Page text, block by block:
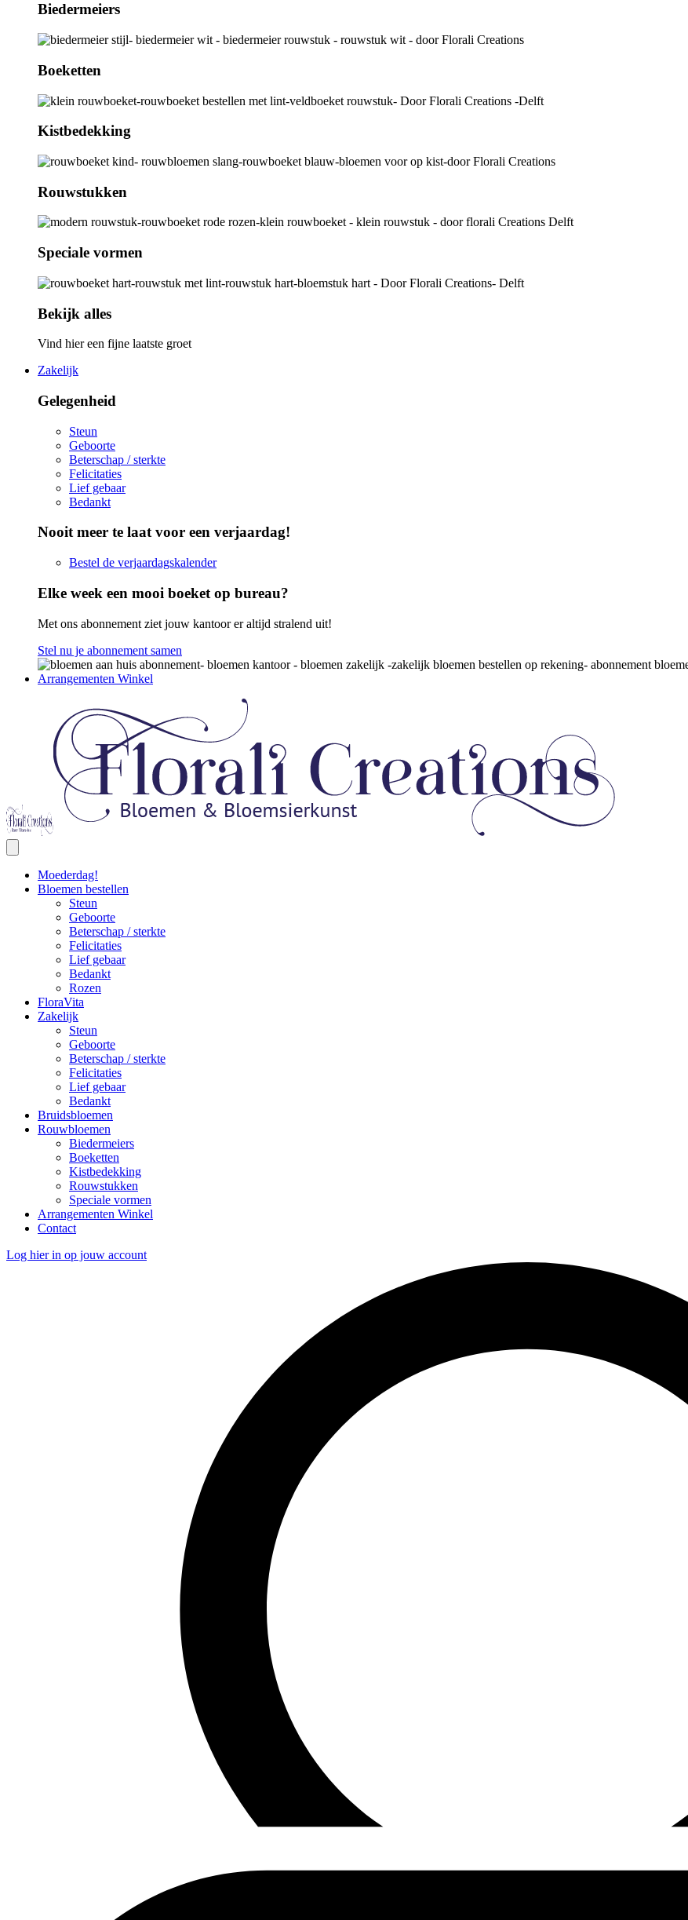
Biedermeiers
Boeketten
Kistbedekking
Rouwstukken
Speciale vormen
Bekijk alles
Vind hier een fijne laatste groet
Zakelijk
Gelegenheid
Steun
Geboorte
Beterschap / sterkte
Felicitaties
Lief gebaar
Bedankt
Nooit meer te laat voor een verjaardag!
Bestel de verjaardagskalender
Elke week een mooi boeket op bureau?
Met ons abonnement ziet jouw kantoor er altijd stralend uit!
Stel nu je abonnement samen
Arrangementen Winkel
Moederdag!
Bloemen bestellen
Steun
Geboorte
Beterschap / sterkte
Felicitaties
Lief gebaar
Bedankt
Rozen
FloraVita
Zakelijk
Steun
Geboorte
Beterschap / sterkte
Felicitaties
Lief gebaar
Bedankt
Bruidsbloemen
Rouwbloemen
Biedermeiers
Boeketten
Kistbedekking
Rouwstukken
Speciale vormen
Arrangementen Winkel
Contact
Log hier in op jouw account